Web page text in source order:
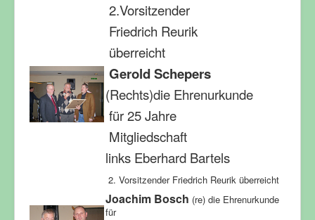
2.Vorsitzender
Friedrich Reurik
überreicht
Gerold Schepers
(Rechts)die Ehrenurkunde
für 25 Jahre
Mitgliedschaft
links Eberhard Bartels
2. Vorsitzender Friedrich Reurik überreicht
Joachim Bosch (re) die Ehrenurkunde
für